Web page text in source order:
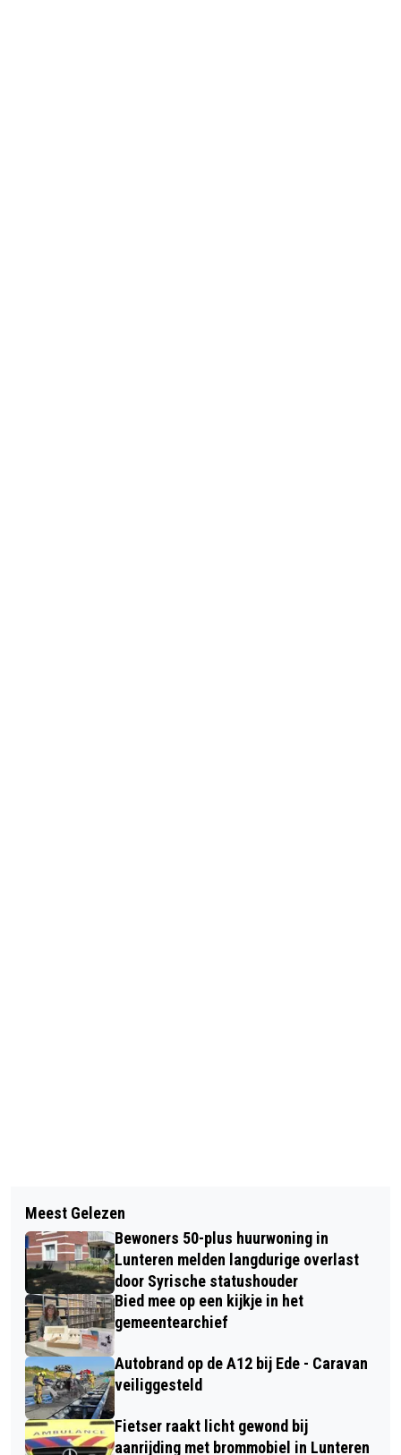
ONTDEK DE MOOISTE
PADDENSTOELEN TIJDENS
PADDENSTOELENWANDELING VAN IVN
EDE
LANDELIJKE HERDENKINGSDAG
GEWELDSSLACHTOFFERS IN EDE
Meest Gelezen
Bewoners 50-plus huurwoning in
Lunteren melden langdurige overlast
door Syrische statushouder
Bied mee op een kijkje in het
gemeentearchief
Autobrand op de A12 bij Ede - Caravan
veiliggesteld
Fietser raakt licht gewond bij
aanrijding met brommobiel in Lunteren